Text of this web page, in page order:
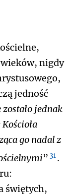
nigdy
jedność
zostało jednak
go nadal z
” 31 .
świętych,